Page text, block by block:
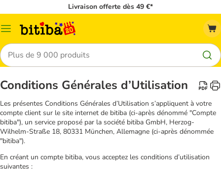
Livraison offerte dès 49 €*
Menu
Rechercher
Conditions Générales d’Utilisation
Les présentes Conditions Générales d’Utilisation s’appliquent à votre
compte client sur le site internet de bitiba (ci-après dénommé "Compte
bitiba"), un service proposé par la société bitiba GmbH, Herzog-
Wilhelm-Straße 18, 80331 München, Allemagne (ci-après dénommée
"bitiba").
En créant un compte bitiba, vous acceptez les conditions d’utilisation
suivantes :